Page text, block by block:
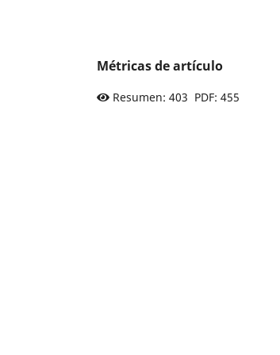
Métricas de artículo
Resumen: 403 PDF: 455